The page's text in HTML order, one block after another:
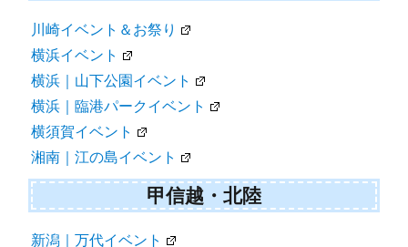
川崎イベント＆お祭り
横浜イベント
横浜｜山下公園イベント
横浜｜臨港パークイベント
横須賀イベント
湘南｜江の島イベント
甲信越・北陸
新潟｜万代イベント